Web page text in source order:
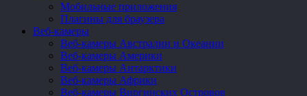
Мобильные приложения
Плагины для браузера
Веб-камеры
Веб-камеры Австралии и Океании
Веб-камеры Америки
Веб-камеры Антарктики
Веб-камеры Африки
Веб-камеры Виргинских Островов